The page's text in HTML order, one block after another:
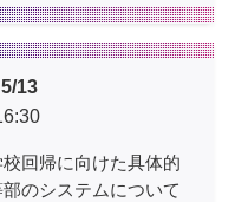
13
回帰に向けた具体的
のシステムについて